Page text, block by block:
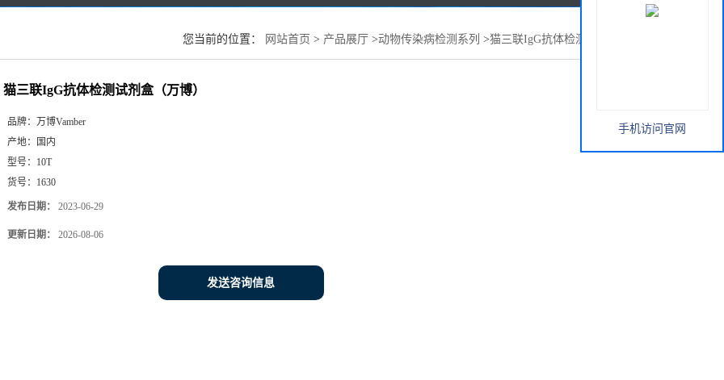
您当前的位置： 网站首页 > 产品展厅 >动物传染病检测系列 >猫三联IgG抗体检测试剂盒（万博）
猫三联IgG抗体检测试剂盒（万博）
品牌： 万博Vamber
产地：
国内
型号： 10T
货号： 1630
发布日期： 2023-06-29
更新日期： 2026-08-06
发送咨询信息
手机访问官网